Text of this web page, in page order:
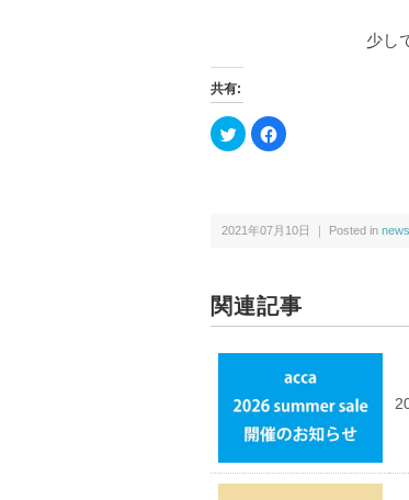
少し
共有:
ク
リ
w
i
で
共
有
し
ン
ウ
で
開
き
ま
F
a
k
で
に
は
ク
ッ
し
く
さ
い
(新
し
い
2021年07月10日 ｜ Posted in news
関連記事